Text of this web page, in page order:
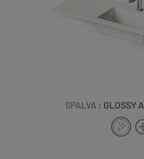
SPALVA : GLOSSY